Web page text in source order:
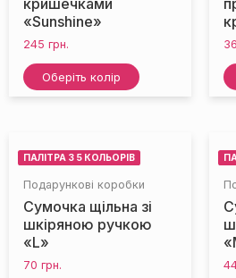
кришечками
«Sunshine»
245 грн.
Оберіть колір
ПАЛІТРА З 5 КОЛЬОРІВ
Подарункові коробки
Сумочка щільна зі
шкіряною ручкою
«L»
70 грн.